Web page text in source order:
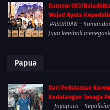
Danrem 083/
Wujud Nyata
PASURUAN –
Jaya kembali
Papua
Dari Pedalaman
Kedatangan Tenaga
Jayapura –